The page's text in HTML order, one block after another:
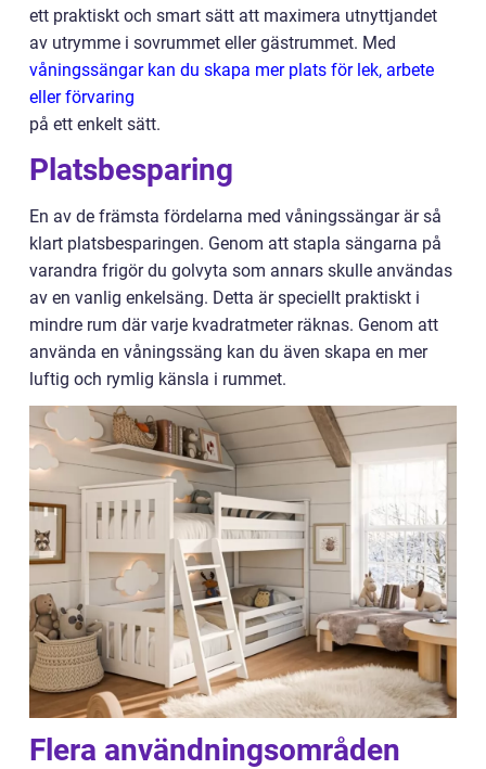
ett praktiskt och smart sätt att maximera utnyttjandet
av utrymme i sovrummet eller gästrummet. Med
våningssängar kan du skapa mer plats för lek, arbete
eller förvaring
på ett enkelt sätt.
Platsbesparing
En av de främsta fördelarna med våningssängar är så
klart platsbesparingen. Genom att stapla sängarna på
varandra frigör du golvyta som annars skulle användas
av en vanlig enkelsäng. Detta är speciellt praktiskt i
mindre rum där varje kvadratmeter räknas. Genom att
använda en våningssäng kan du även skapa en mer
luftig och rymlig känsla i rummet.
Flera användningsområden